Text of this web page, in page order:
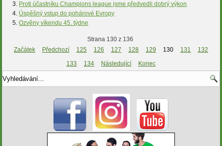
Proti účastníku Champions league jsme předvedli dobrý výkon
Úspěšný vstup do pohárové Evropy
Ozvěny víkendu 45. týdne
Strana 130 z 136
Začátek
Předchozí 125 126 127 128 129 130 131
132
133
134 Následující Konec